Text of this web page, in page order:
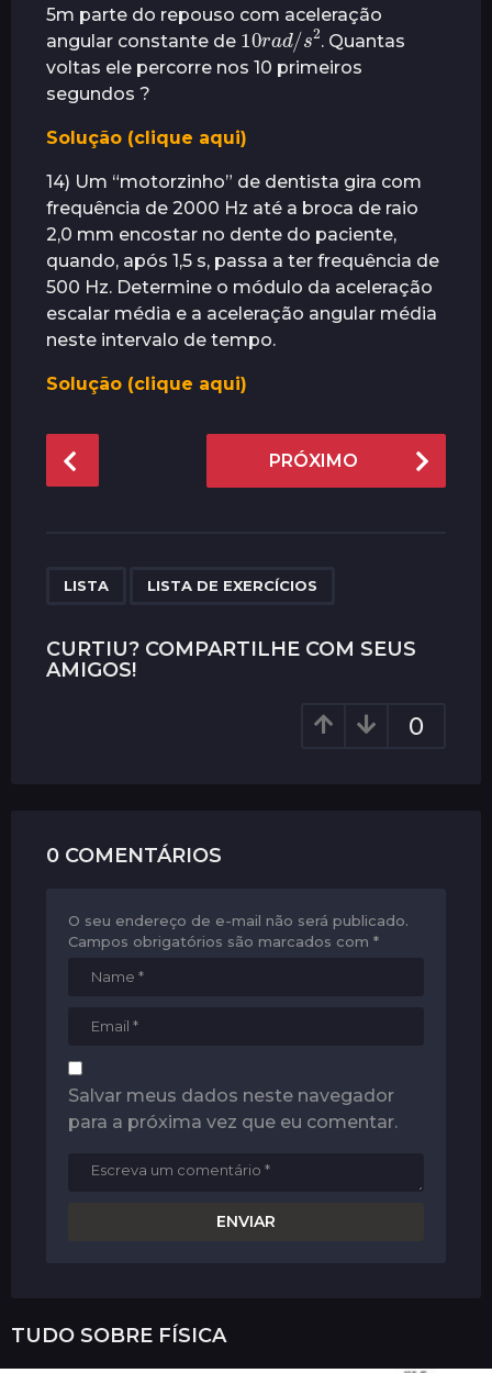
5m parte do repouso com aceleração
angular constante de
10r ad/s
2
. Quantas
voltas ele percorre nos 10 primeiros
segundos ?
Solução (clique aqui)
14) Um “motorzinho” de dentista gira com
frequência de 2000 Hz até a broca de raio
2,0 mm encostar no dente do paciente,
quando, após 1,5 s, passa a ter frequência de
500 Hz. Determine o módulo da aceleração
escalar média e a aceleração angular média
neste intervalo de tempo.
Solução (clique aqui)
o
i
n
PRÓXIMO
LISTA LISTA DE EXERCÍCIOS
CURTIU? COMPARTILHE COM SEUS
AMIGOS!
0
0 COMENTÁRIOS
O seu endereço de e-mail não será publicado.
Campos obrigatórios são marcados com *
Salvar meus dados neste navegador
para a próxima vez que eu comentar.
TUDO SOBRE FÍSICA